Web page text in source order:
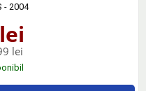
- 2004
lei
lei